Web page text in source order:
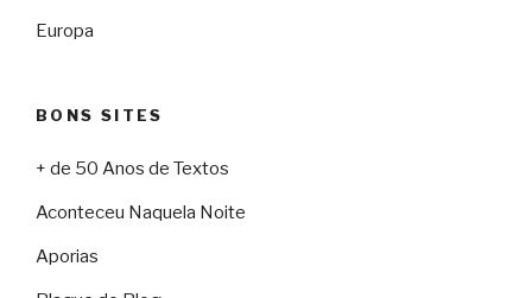
Europa
BONS SITES
+ de 50 Anos de Textos
Aconteceu Naquela Noite
Aporias